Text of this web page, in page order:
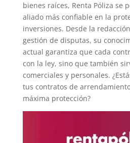
bienes raíces, Renta Póliza se
aliado más confiable en la
inversiones. Desde la
gestión de disputas, su
actual garantiza que cada
con la ley, sino que también
comerciales y personales.
tus contratos de
máxima protección?